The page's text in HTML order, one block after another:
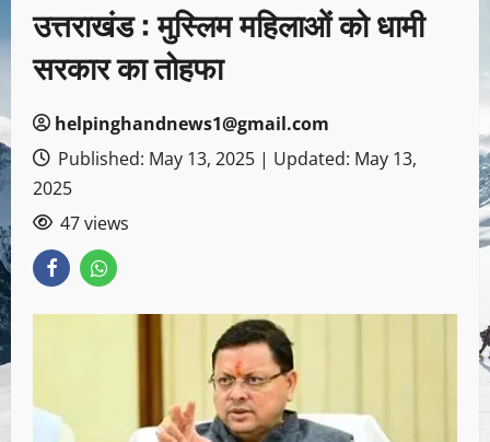
उत्तराखंड : मुस्लिम महिलाओं को धामी
सरकार का तोहफा
helpinghandnews1@gmail.com
Published: May 13, 2025 | Updated: May 13,
2025
47 views